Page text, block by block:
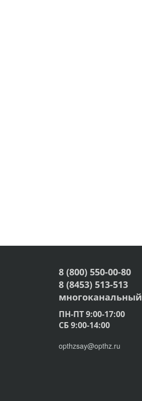
8 (800) 550-00-80
8 (8453) 513-513
многоканальный
ПН-ПТ 9:00-17:00
СБ 9:00-14:00
opthzsay@opthz.ru